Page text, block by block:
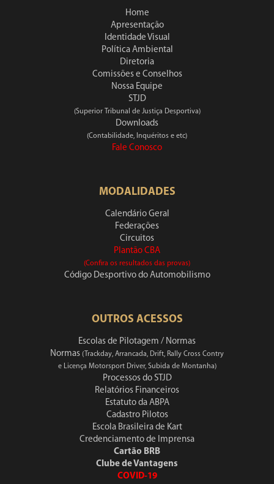
Home
Apresentação
Identidade Visual
Política Ambiental
Diretoria
Comissões e Conselhos
Nossa Equipe
STJD
(Superior Tribunal de Justiça Desportiva)
Downloads
(Contabilidade, Inquéritos e etc)
Fale Conosco
MODALIDADES
Calendário Geral
Federações
Circuitos
Plantão CBA
(Confira os resultados das provas)
Código Desportivo do Automobilismo
OUTROS ACESSOS
Escolas de Pilotagem / Normas
Normas (Trackday, Arrancada, Drift, Rally Cross Contry
e Licença Motorsport Driver, Subida de Montanha)
Processos do STJD
Relatórios Financeiros
Estatuto da ABPA
Cadastro Pilotos
Escola Brasileira de Kart
Credenciamento de Imprensa
Cartão BRB
Clube de Vantagens
COVID-19